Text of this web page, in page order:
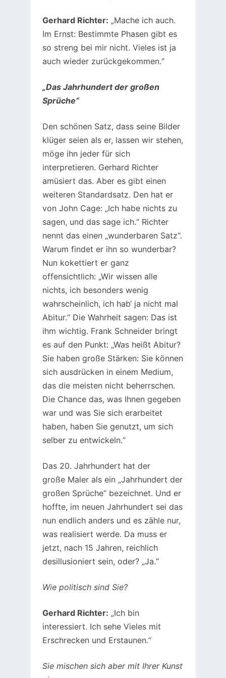
Gerhard Richter: „Mache ich auch.
Im Ernst: Bestimmte Phasen gibt es
so streng bei mir nicht. Vieles ist ja
auch wieder zurückgekommen.“
„Das Jahrhundert der großen
Sprüche“
Den schönen Satz, dass seine Bilder
klüger seien als er, lassen wir stehen,
möge ihn jeder für sich
interpretieren. Gerhard Richter
amüsiert das. Aber es gibt einen
weiteren Standardsatz. Den hat er
von John Cage: „Ich habe nichts zu
sagen, und das sage ich.“ Richter
nennt das einen „wunderbaren Satz“.
Warum findet er ihn so wunderbar?
Nun kokettiert er ganz
offensichtlich: „Wir wissen alle
nichts, ich besonders wenig
wahrscheinlich, ich hab‘ ja nicht mal
Abitur.“ Die Wahrheit sagen: Das ist
ihm wichtig. Frank Schneider bringt
es auf den Punkt: „Was heißt Abitur?
Sie haben große Stärken: Sie können
sich ausdrücken in einem Medium,
das die meisten nicht beherrschen.
Die Chance das, was Ihnen gegeben
war und was Sie sich erarbeitet
haben, haben Sie genutzt, um sich
selber zu entwickeln.“
Das 20. Jahrhundert hat der
große Maler als ein „Jahrhundert der
großen Sprüche“ bezeichnet. Und er
hoffte, im neuen Jahrhundert sei das
nun endlich anders und es zähle nur,
was realisiert werde. Da muss er
jetzt, nach 15 Jahren, reichlich
desillusioniert sein, oder? „Ja.“
Wie politisch sind Sie?
Gerhard Richter: „Ich bin
interessiert. Ich sehe Vieles mit
Erschrecken und Erstaunen.“
Sie mischen sich aber mit Ihrer Kunst